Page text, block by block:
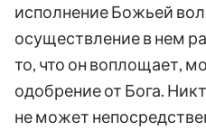
исполнение Божьей
осуществление в нем
то, что он воплощает,
одобрение от Бога.
не может